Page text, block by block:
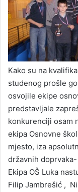
Kako su na
studenog prošle
osvojile ekipe
predstavljale
konkurenciji osam
ekipa Osnovne
mjesto, iza
državnih
Ekipa OŠ Luka
Filip Jambrešić ,